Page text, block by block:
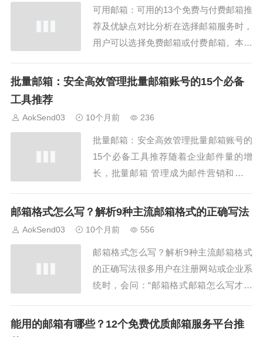
可用邮箱：可用的13个免费与付费邮箱推
荐及优缺点对比分析在选择邮箱服务时，
用户可以选择免费邮箱或付费邮箱。本文
并分析其优缺点，帮助您做出选择。1. G
大的垃圾邮件过滤功能和与Goog...
批量邮箱：安全高效管理批量邮箱账号的15个必备
工具推荐
AokSend03 10个月前 236
批量邮箱：安全高效管理批量邮箱账号的
15个必备工具推荐随着企业邮件量的增
长，批量邮箱 管理成为邮件营销和客户
提升效率，还能确保数据安全。本文推荐
在批量管理中的优势。1. 邮箱管理平...
邮箱格式怎么写？解析9种主流邮箱格式的正确写法
AokSend03 10个月前 556
邮箱格式怎么写？解析9种主流邮箱格式
的正确写法很多用户在注册网站或企业系
统时，会问：“邮箱格式邮箱怎么写才正
件顺利收发，还能避免账号注册失败和信
能用的邮箱有哪些？12个免费优质邮箱服务平台推